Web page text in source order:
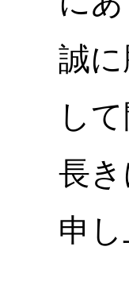
誠
し
長
申し